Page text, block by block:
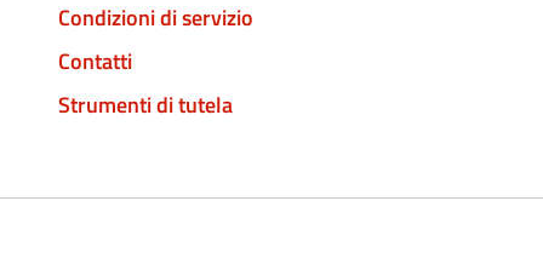
Condizioni di servizio
Contatti
Strumenti di tutela